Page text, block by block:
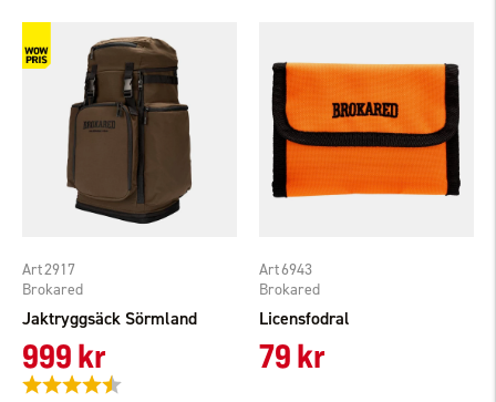
Jaktryggsäck Sörmland
Brokared
2917
999 kr
Betyg:
Licensfodral
Brokared
6943
79 kr